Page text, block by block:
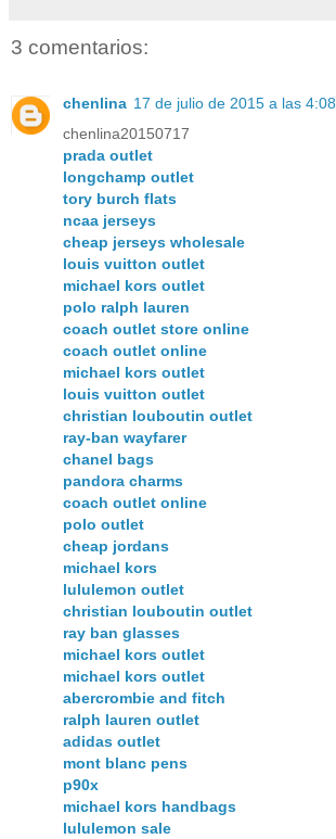
3 comentarios:
chenlina 17 de julio de 2015 a las 4:08
chenlina20150717
prada outlet
longchamp outlet
tory burch flats
ncaa jerseys
cheap jerseys wholesale
louis vuitton outlet
michael kors outlet
polo ralph lauren
coach outlet store online
coach outlet online
michael kors outlet
louis vuitton outlet
christian louboutin outlet
ray-ban wayfarer
chanel bags
pandora charms
coach outlet online
polo outlet
cheap jordans
michael kors
lululemon outlet
christian louboutin outlet
ray ban glasses
michael kors outlet
michael kors outlet
abercrombie and fitch
ralph lauren outlet
adidas outlet
mont blanc pens
p90x
michael kors handbags
lululemon sale